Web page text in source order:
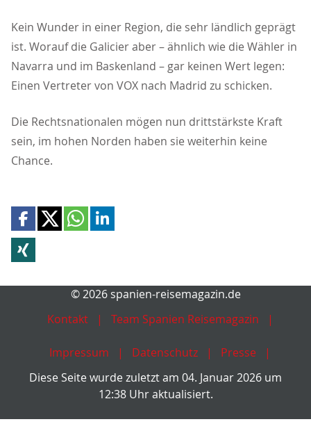
Kein Wunder in einer Region, die sehr ländlich geprägt
ist. Worauf die Galicier aber – ähnlich wie die Wähler in
Navarra und im Baskenland – gar keinen Wert legen:
Einen Vertreter von VOX nach Madrid zu schicken.
Die Rechtsnationalen mögen nun drittstärkste Kraft
sein, im hohen Norden haben sie weiterhin keine
Chance.
© 2026 spanien-reisemagazin.de
Kontakt
Team Spanien Reisemagazin
Impressum Datenschutz
Presse
Diese Seite wurde zuletzt am 04. Januar 2026 um
12:38 Uhr aktualisiert.